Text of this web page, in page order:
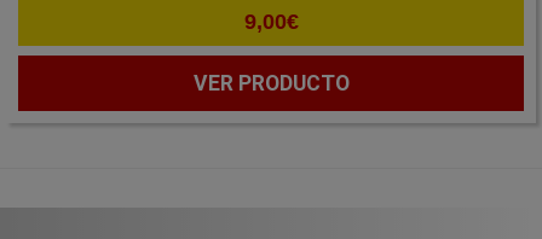
9,00€
VER PRODUCTO